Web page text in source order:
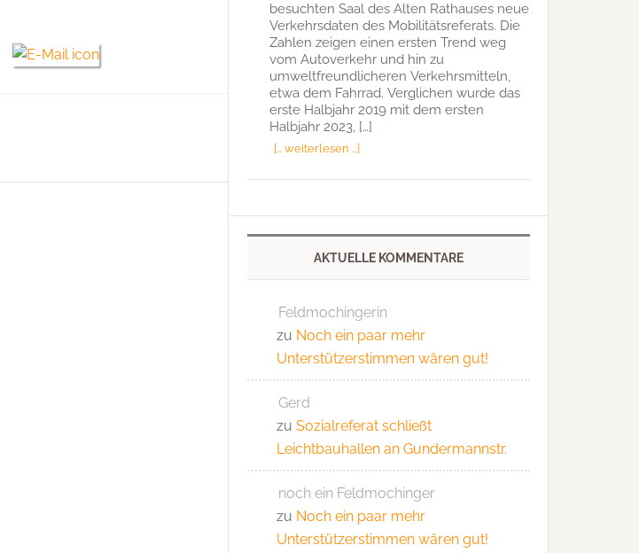
besuchten Saal des Alten Rathauses neue
Verkehrsdaten des Mobilitätsreferats. Die
Zahlen zeigen einen ersten Trend weg
vom Autoverkehr und hin zu
umweltfreundlicheren Verkehrsmitteln,
etwa dem Fahrrad. Verglichen wurde das
erste Halbjahr 2019 mit dem ersten
Halbjahr 2023, […]
[… weiterlesen …]
AKTUELLE KOMMENTARE
Feldmochingerin
zu Noch ein paar mehr
Unterstützerstimmen wären gut!
Gerd
zu Sozialreferat schließt
Leichtbauhallen an Gundermannstr.
noch ein Feldmochinger
zu Noch ein paar mehr
Unterstützerstimmen wären gut!